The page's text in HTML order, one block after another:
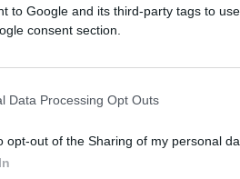
to Google and its third-party tags to
consent section.
Data Processing Opt Outs
opt-out of the Sharing of my personal
tutti liberali al punto
politico che non si
nazionalismo,
ghiacciai e ci si va